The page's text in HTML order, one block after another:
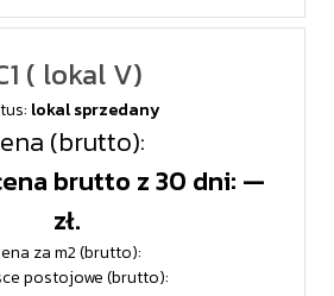
( lokal V)
lokal sprzedany
(brutto):
brutto z 30 dni: —
zł.
za m2 (brutto):
postojowe (brutto):